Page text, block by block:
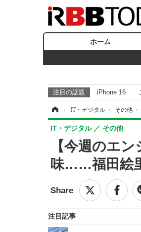
ホーム
注目の話題 iPhone 16
› IT・デジタル › その他 ›
【今週のエ
味……福田絵
IT・デジタル その他
注目記事